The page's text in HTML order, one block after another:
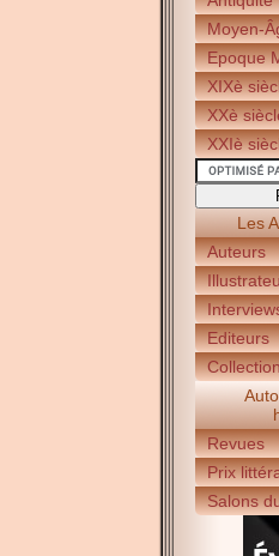
Moyen-
Epoque
XIXè
XXè
XXIè
Les
Auteurs
Editeurs
Revues
Prix
Salons